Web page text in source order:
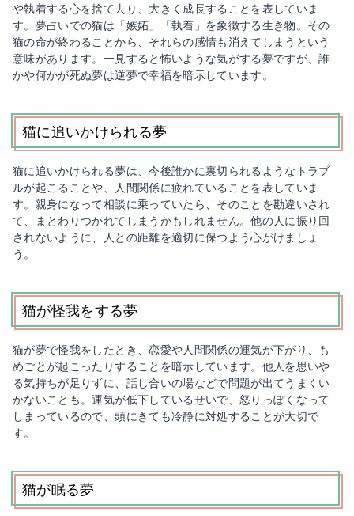
や執着する心を捨て去り、大きく成長することを表していま
す。夢占いでの猫は「嫉妬」「執着」を象徴する生き物。その
猫の命が終わることから、それらの感情も消えてしまうという
意味があります。一見すると怖いような気がする夢ですが、誰
かや何かが死ぬ夢は逆夢で幸福を暗示しています。
猫に追いかけられる夢
猫に追いかけられる夢は、今後誰かに裏切られるようなトラブ
ルが起こることや、人間関係に疲れていることを表していま
す。親身になって相談に乗っていたら、そのことを勘違いされ
て、まとわりつかれてしまうかもしれません。他の人に振り回
されないように、人との距離を適切に保つよう心がけましょ
う。
猫が怪我をする夢
猫が夢で怪我をしたとき、恋愛や人間関係の運気が下がり、も
めごとが起こったりすることを暗示しています。他人を思いや
る気持ちが足りずに、話し合いの場などで問題が出てうまくい
かないことも。運気が低下しているせいで、怒りっぽくなって
しまっているので、頭にきても冷静に対処することが大切で
す。
猫が眠る夢